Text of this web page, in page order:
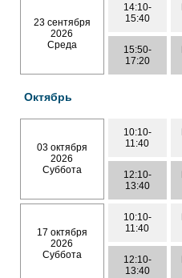
23 сентября
2026
Среда
14:10-
15:40
15:50-
17:20
Октябрь
03 октября
2026
Суббота
10:10-
11:40
12:10-
13:40
17 октября
2026
Суббота
10:10-
11:40
12:10-
13:40